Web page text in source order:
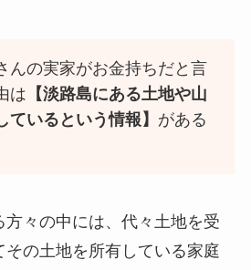
んの実家がお金持ちだと言
は 【淡路島にある土地や山
ているという情報】 がある
々の中には、代々土地を受
その土地を所有している家庭